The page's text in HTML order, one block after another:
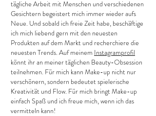
tägliche Arbeit mit Menschen und verschiedenen
Gesichtern begeistert mich immer wieder aufs
Neue. Und sobald ich freie Zeit habe, beschäftige
ich mich liebend gern mit den neuesten
Produkten auf dem Markt und recherchiere die
neuesten Trends. Auf meinem Instagramprofil
könnt ihr an meiner täglichen Beauty-Obsession
teilnehmen. Für mich kann Make-up nicht nur
verschönern, sondern bedeutet spielerische
Kreativität und Flow. Für mich bringt Make-up
einfach Spaß und ich freue mich, wenn ich das
vermitteln kann!